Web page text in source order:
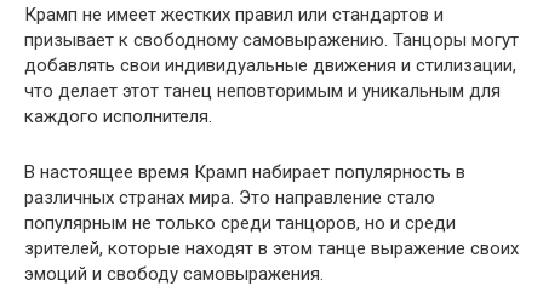
Крамп не имеет жестких правил или стандартов и
призывает к свободному самовыражению. Танцоры могут
добавлять свои индивидуальные движения и стилизации,
что делает этот танец неповторимым и уникальным для
каждого исполнителя.
В настоящее время Крамп набирает популярность в
различных странах мира. Это направление стало
популярным не только среди танцоров, но и среди
зрителей, которые находят в этом танце выражение своих
эмоций и свободу самовыражения.